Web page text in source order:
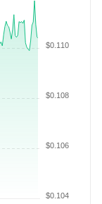
$0.104
$0.106
$0.108
$0.110